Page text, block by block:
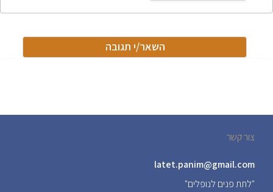
צור קשר
latet.panim@gmail.com
"לתת פנים לנופלים"